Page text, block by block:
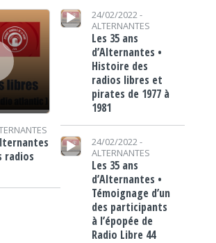
radios
Lecteur audio
24/02/2022 -
ALTERNANTES
Les 35 ans
d’Alternantes •
Histoire des
radios libres et
pirates de 1977 à
1981
Lecteur audio
24/02/2022 -
ALTERNANTES
Les 35 ans
d’Alternantes •
Témoignage d’un
des participants
à l’épopée de
Radio Libre 44